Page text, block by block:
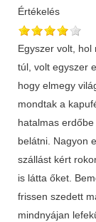
Értékelés
Egyszer volt,
túl, volt egyszer
hogy elmegy
mondtak a
hatalmas
belátni. Nagyon
szállást kért
is látta őket.
frissen szedett
mindnyájan